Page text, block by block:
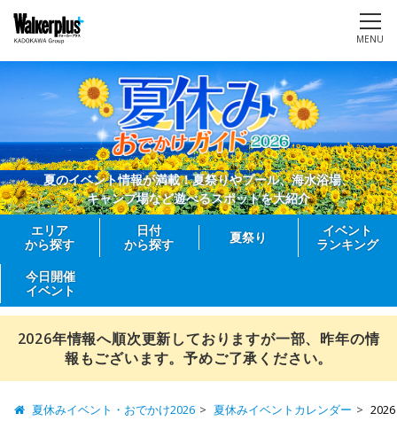
MENU
夏のイベント情報が満載！夏祭りやプール、海水浴場、
キャンプ場など遊べるスポットを大紹介
エリア
から探す
日付
から探す
夏祭り
イベント
ランキング
今日開催
イベント
2026年情報へ順次更新しておりますが一部、昨年の情
報もございます。予めご了承ください。
夏休みイベント・おでかけ2026 夏休みイベントカレンダー